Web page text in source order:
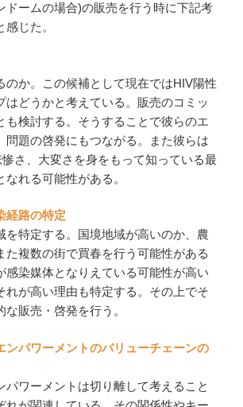
ドームの場合)の販売を行う時に下記考
じた。
のか。この候補として現在ではHIV陽性
はどうかと考えている。販売のコミッ
も検討する。そうすることで彼らのエ
問題の啓発にもつながる。また彼らは
さ、大変さを身をもって知っている最
なれる可能性がある。
経路の特定
を特定する。国境地域が高いのか、農
た複数の街で買春を行う可能性がある
感染媒体となりえている可能性が高い
れが高い理由も特定する。その上でそ
な販売・啓発を行う。
ンパワーメントのバリューチェーンの
パワーメントは切り離して考えること